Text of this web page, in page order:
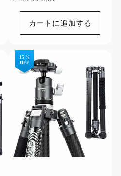
価
ル
価
格
カートに追加する
15 %
OFF